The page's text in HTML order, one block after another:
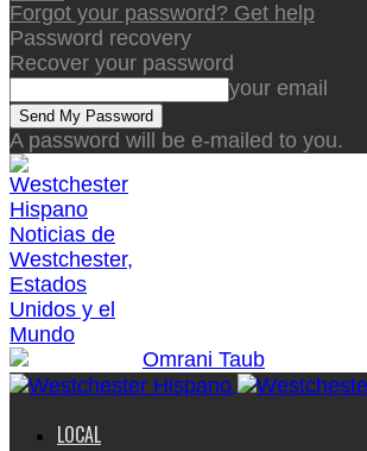
Forgot your password? Get help
Password recovery
Recover your password
your email
A password will be e-mailed to you.
Noticias de
Westchester,
Estados
Unidos y el
Mundo
LOCAL